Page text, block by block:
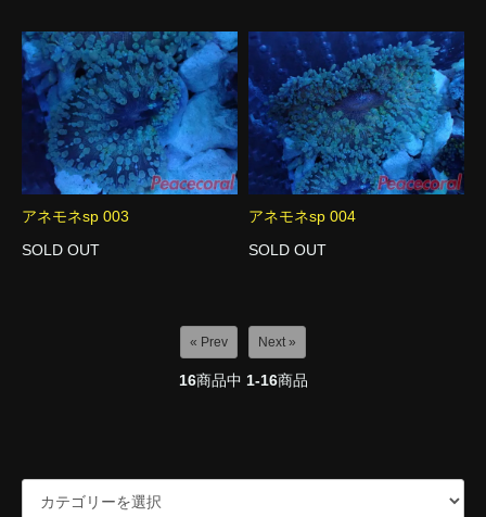
アネモネsp 003
SOLD OUT
アネモネsp 004
SOLD OUT
« Prev Next »
16商品中 1-16商品